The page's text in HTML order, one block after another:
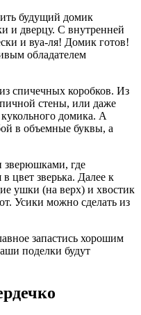
будущий домик
и дверцу. С внутренней
и вуа-ля! Домик готов!
обладателем
спичечных коробков. Из
стены, или даже
домика. А
в объемные буквы, а
зверюшками, где
цвет зверька. Далее к
ушки (на верх) и хвостик
Усики можно сделать из
запастись хорошим
поделки будут